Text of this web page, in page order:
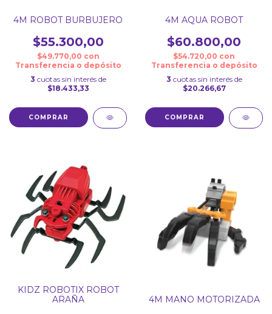
4M ROBOT BURBUJERO
$55.300,00
$49.770,00 con
Transferencia o depósito
3 cuotas sin interés de
$18.433,33
4M AQUA ROBOT
$60.800,00
$54.720,00 con
Transferencia o depósito
3 cuotas sin interés de
$20.266,67
KIDZ ROBOTIX ROBOT
ARAÑA
4M MANO MOTORIZADA